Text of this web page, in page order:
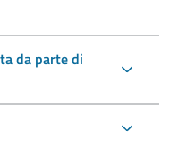
da parte di